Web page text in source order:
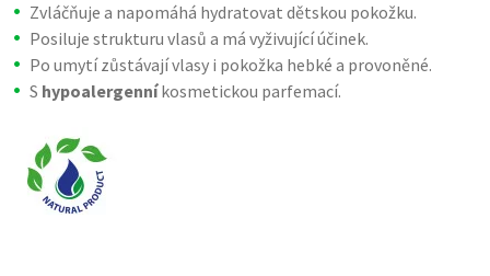
Zvláčňuje a napomáhá hydratovat dětskou pokožku.
Posiluje strukturu vlasů a má vyživující účinek.
Po umytí zůstávají vlasy i pokožka hebké a provoněné.
S hypoalergenníkosmetickou parfemací.